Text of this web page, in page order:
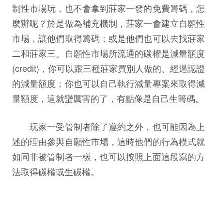
制性市場玩，也不會拿到莊家一發的免費籌碼，怎
麼辦呢？於是做為補充機制，莊家一會建立自願性
市場，讓他們取得籌碼；或是他們也可以去找莊家
二和莊家三。自願性市場所流通的碳權是減量額度
(credit)，你可以跟三種莊家買別人做的、經過認證
的減量額度；你也可以自己執行減量專案來取得減
量額度，這就蠻厲害的了，有點像是自己生籌碼。
玩家一受管制者除了遵約之外，也可能因為上
述的理由參與自願性市場，這時他們的行為模式就
如同非被管制者一樣，也可以按照上面這段寫的方
法取得碳權或生碳權。